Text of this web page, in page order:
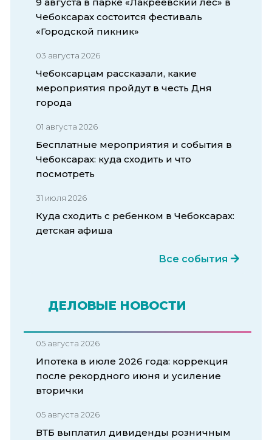
Чебоксарах состоится фестиваль
«Городской пикник»
03 августа 2026
Чебоксарцам рассказали, какие
мероприятия пройдут в честь Дня
города
01 августа 2026
Бесплатные мероприятия и события в
Чебоксарах: куда сходить и что
посмотреть
31 июля 2026
Куда сходить с ребенком в Чебоксарах:
детская афиша
Все события
ДЕЛОВЫЕ НОВОСТИ
05 августа 2026
Ипотека в июле 2026 года: коррекция
после рекордного июня и усиление
вторички
05 августа 2026
ВТБ выплатил дивиденды розничным